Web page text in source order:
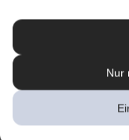
Nur
Rühren Sie 2×
erfrischendes
*Zugelassene